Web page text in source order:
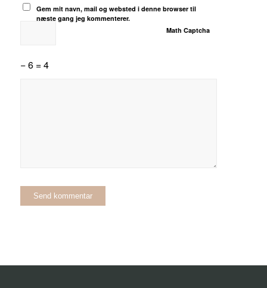
Gem mit navn, mail og websted i denne browser til
næste gang jeg kommenterer.
Math Captcha
− 6 = 4